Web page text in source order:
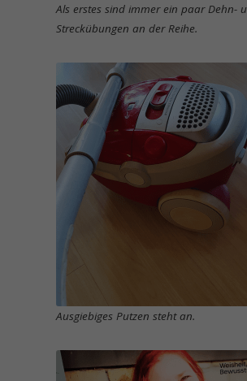
Als erstes sind immer ein paar Dehn-
Streckübungen an der Reihe.
Ausgiebiges Putzen steht an.